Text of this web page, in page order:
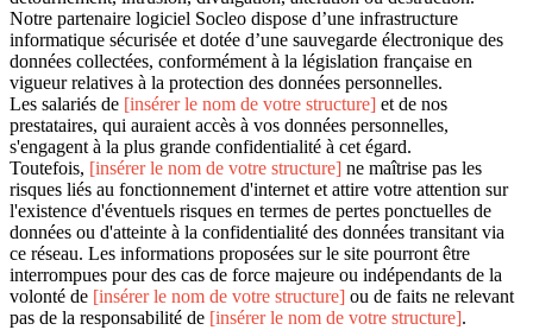
Notre partenaire logiciel Socleo dispose d’une infrastructure
informatique sécurisée et dotée d’une sauvegarde électronique des
données collectées, conformément à la législation française en
vigueur relatives à la protection des données personnelles.
Les salariés de [insérer le nom de votre structure] et de nos
prestataires, qui auraient accès à vos données personnelles,
s'engagent à la plus grande confidentialité à cet égard.
Toutefois, [insérer le nom de votre structure] ne maîtrise pas les
risques liés au fonctionnement d'internet et attire votre attention sur
l'existence d'éventuels risques en termes de pertes ponctuelles de
données ou d'atteinte à la confidentialité des données transitant via
ce réseau. Les informations proposées sur le site pourront être
interrompues pour des cas de force majeure ou indépendants de la
volonté de [insérer le nom de votre structure] ou de faits ne relevant
pas de la responsabilité de [insérer le nom de votre structure].